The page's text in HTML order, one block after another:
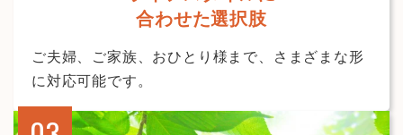
合わせた選択肢
ご夫婦、ご家族、おひとり様まで、さまざまな形
に対応可能です。